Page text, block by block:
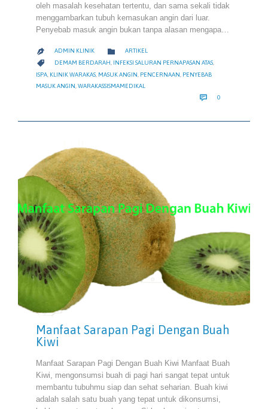
oleh masalah kesehatan tertentu, dan sama sekali tidak
menggambarkan tubuh kemasukan angin dari luar.
Penyebab masuk angin bukan tanpa alasan mengapa…
 ADMIN KLINIK  CATEGORY
ARTIKEL
 CATEGORY
DEMAM BERDARAH, INFEKSI SALURAN PERNAPASAN ATAS,
ISPA KLINIK WARAKAS MASUK ANGIN PENCERNAAN PENYEBAB
MASUK ANGIN WARAKASSISMAMEDIKAL
 0
Manfaat Sarapan Pagi Dengan Buah
Kiwi
Manfaat Sarapan Pagi Dengan Buah Kiwi Manfaat Buah
Kiwi, mengonsumsi buah di pagi hari sangat tepat untuk
membantu tubuhmu siap dan sehat seharian. Buah kiwi
adalah salah satu buah yang tepat untuk dikonsumsi,